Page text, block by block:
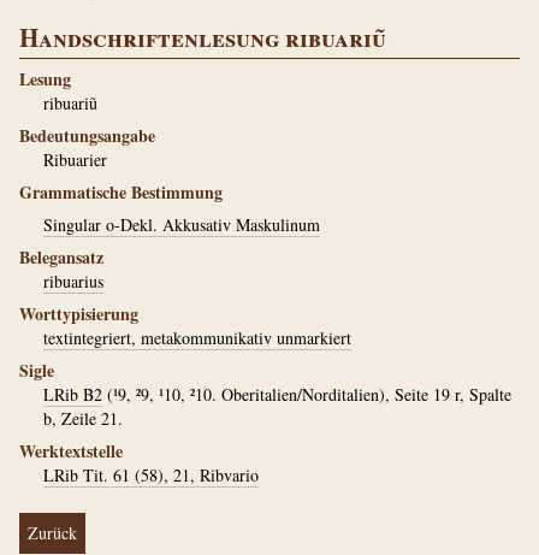
Handschriftenlesung ribuariũ
Lesung
ribuariũ
Bedeutungsangabe
Ribuarier
Grammatische Bestimmung
Singular o-Dekl. Akkusativ Maskulinum
Belegansatz
ribuarius
Worttypisierung
textintegriert, metakommunikativ unmarkiert
Sigle
LRib B2 (¹9, ²9, ¹10, ²10. Oberitalien/Norditalien), Seite 19 r, Spalte
b, Zeile 21.
Werktextstelle
LRib Tit. 61 (58), 21, Ribvario
Zurück